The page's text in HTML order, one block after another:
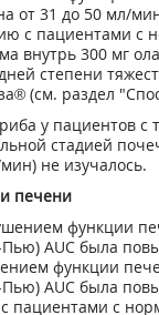
от 31 до 50 мл/
с пациентами с
внутрь 300 мг
степени
® (см. раздел
у пациентов
стадией
не изучалось.
печени
функции
AUC была
функции
AUC была
пациентами с